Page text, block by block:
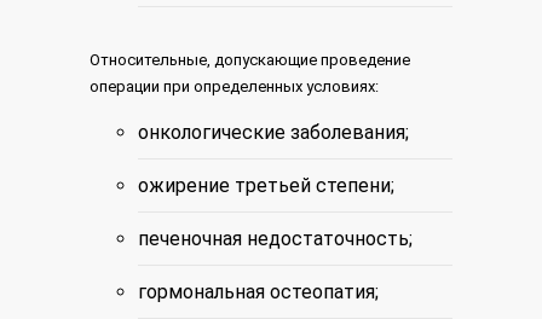
Относительные, допускающие проведение
операции при определенных условиях:
онкологические заболевания;
ожирение третьей степени;
печеночная недостаточность;
гормональная остеопатия;